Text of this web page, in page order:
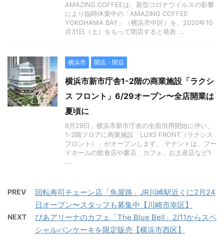
AMAZING COFFEEは、新型コロナウイルスの影響
により臨時休業中の「AMAZING COFFEE
YOKOHAMA BAY」（横浜市中区）を、2020年10
月31日（土）をもって閉店すると発表 ...
横浜市 開店・閉店
横浜市新市庁舎1-2階の商業施設「ラクシ
ス フロント」6/29オープン〜全店開業は
夏頃に
6月29日、横浜市新市庁舎の全面供用開始に伴い、
1-2階フロアに商業施設「LUXS FRONT（ラクシス
フロント）」がオープンします。 テナントは、フー
ドホールの飲食店や書店、カフェ、お土産店など1
...
PREV
回転寿司チェーン店「魚屋路」JR川崎駅近くに2月24
日オープン〜スタッフも募集中【川崎市幸区】
NEXT
ぴあアリーナのカフェ「The Blue Bell」2/11からスペ
シャルパンケーキを限定販売【横浜市西区】